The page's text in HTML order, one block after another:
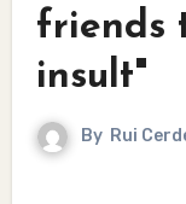
friends
insult"
By Rui